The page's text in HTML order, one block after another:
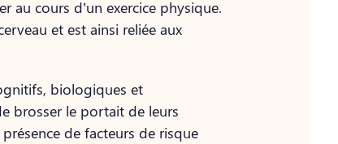
au cours d’un exercice physique.
et est ainsi reliée aux
biologiques et
brosser le portait de leurs
de facteurs de risque